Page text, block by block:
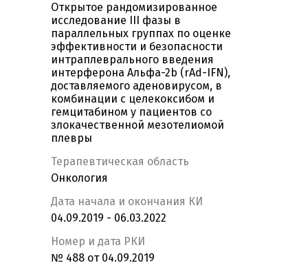
Открытое рандомизированное
исследование III фазы в
параллельных группах по оценке
эффективности и безопасности
интраплеврального введения
интерферона Альфа-2b (rAd-IFN),
доставляемого аденовирусом, в
комбинации с целекоксибом и
гемцитабином у пациентов со
злокачественной мезотелиомой
плевры
Терапевтическая область
Онкология
Дата начала и окончания КИ
04.09.2019 - 06.03.2022
Номер и дата РКИ
№ 488 от 04.09.2019